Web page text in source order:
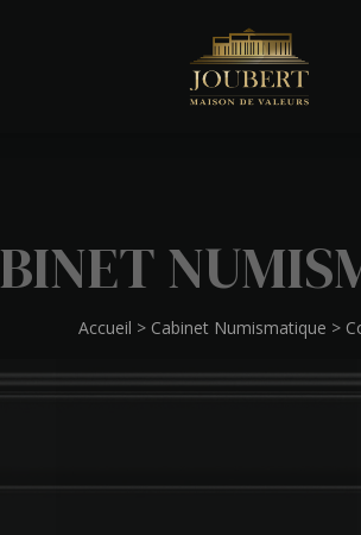
Accueil > Cabinet Numismatique >